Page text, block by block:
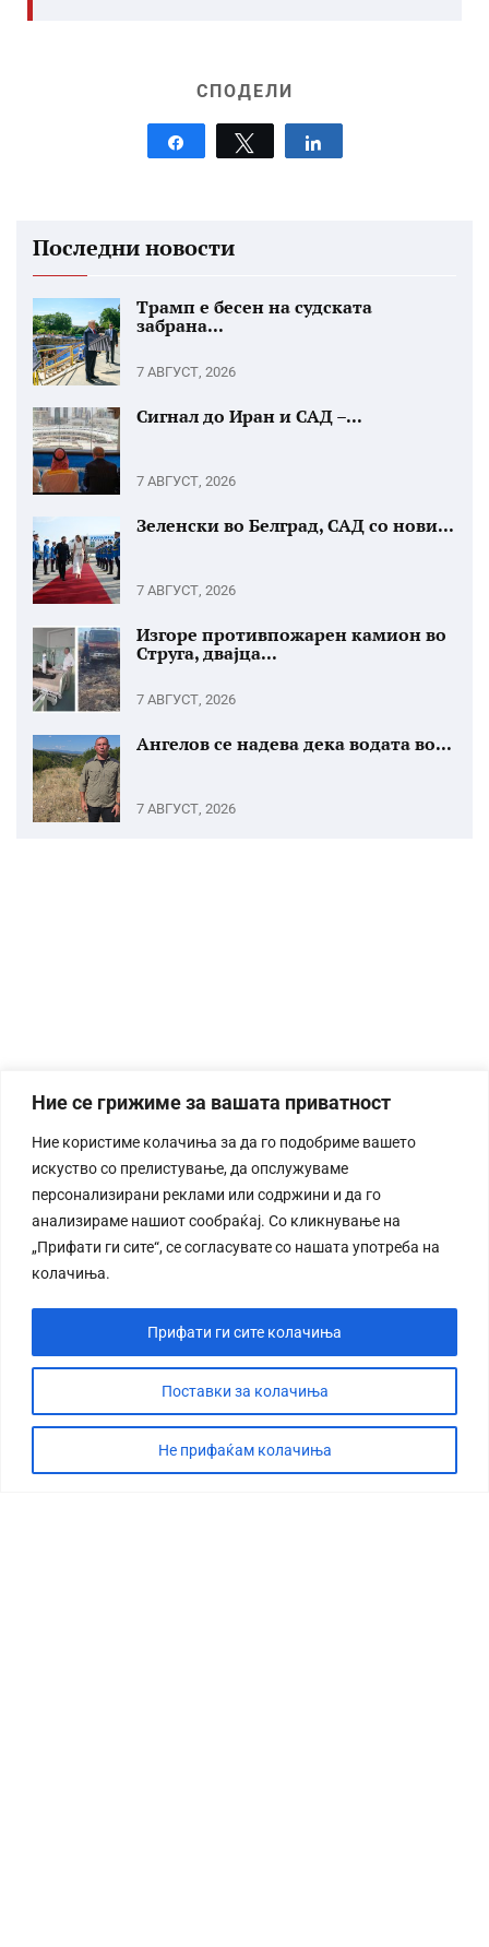
Ние се грижиме за вашата приватност
Ние користиме колачиња за да го подобриме вашето
искуство со прелистување, да опслужуваме
персонализирани реклами или содржини и да го
анализираме нашиот сообраќај. Со кликнување на
„Прифати ги сите“, се согласувате со нашата употреба на
колачиња.
Поставки за колачиња
Не прифаќам колачиња
Прифати ги сите колачиња
СПОДЕЛИ
Tweet
Последни новости
Трамп е бесен на судската
забрана...
7 АВГУСТ, 2026
Сигнал до Иран и САД –...
7 АВГУСТ, 2026
Зеленски во Белград, САД со нови...
7 АВГУСТ, 2026
Изгоре противпожарен камион во
Струга, двајца...
7 АВГУСТ, 2026
Ангелов се надева дека водата во...
7 АВГУСТ, 2026